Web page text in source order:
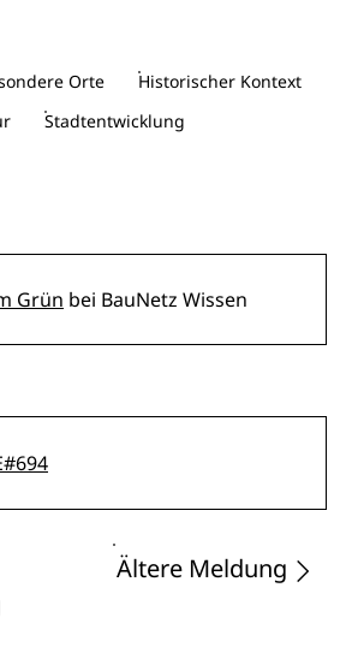
Orte
Historischer Kontext
Stadtentwicklung
Grün bei BauNetz Wissen
Ältere Meldung